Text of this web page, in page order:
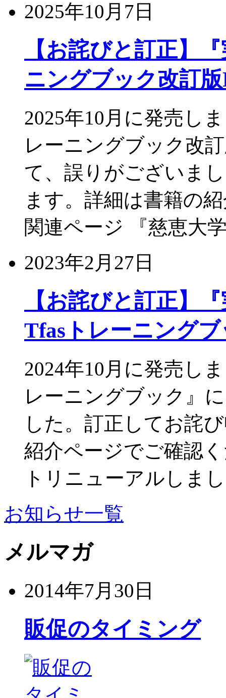
2025年10月7日
【お詫びと訂正】
ニングブック改訂
2025年10月に発売し
レーニングブック改
て、誤りがございま
ます。詳細は書籍の
関連ページ 『慈恵大
2023年2月27日
【お詫びと訂正】
Tfasトレーニング
2024年10月に発売し
レーニングブック』
した。訂正してお詫
紹介ページでご確認
トリニューアルしま
お知らせ一覧
メルマガ
2014年7月30日
販促のタイミング